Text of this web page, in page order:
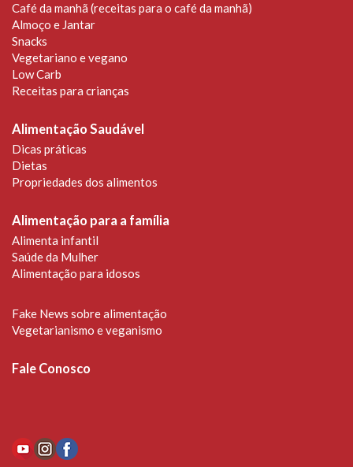
Café da manhã (receitas para o café da manhã)
Almoço e Jantar
Snacks
Vegetariano e vegano
Low Carb
Receitas para crianças
Alimentação Saudável
Dicas práticas
Dietas
Propriedades dos alimentos
Alimentação para a família
Alimenta infantil
Saúde da Mulher
Alimentação para idosos
Fake News sobre alimentação
Vegetarianismo e veganismo
Fale Conosco